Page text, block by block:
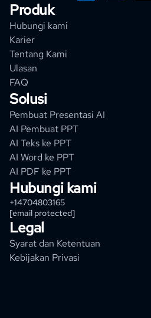
Produk
Hubungi kami
Karier
Tentang Kami
Ulasan
FAQ
Solusi
Pembuat Presentasi AI
AI Pembuat PPT
AI Teks ke PPT
AI Word ke PPT
AI PDF ke PPT
Hubungi kami
+14704803165
[email protected]
Legal
Syarat dan Ketentuan
Kebijakan Privasi